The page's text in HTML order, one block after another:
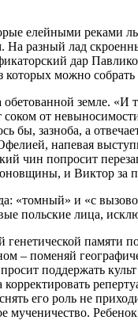
елейными реками
разный лад
дар
можно
земле. «И
соком от
бы, зазноба, а
напевая
чин попросит
и Виктор за
«томный» и «с
польские лица,
памяти
– поменяй
поддержать
его роль не
мученичество.